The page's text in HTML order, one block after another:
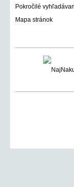
Pokročilé
Mapa stránok